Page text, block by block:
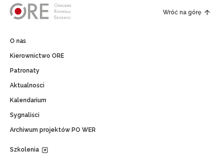
Wróć na górę
O nas
Kierownictwo ORE
Patronaty
Aktualności
Kalendarium
Sygnaliści
Archiwum projektów PO WER
Szkolenia